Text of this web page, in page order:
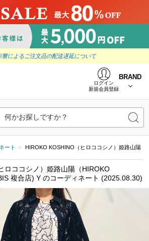
響によるご注文品の配送遅延について
ログイン
新規会員登録
BRAND
何かお探しですか？
ート HIROKO KOSHINO（ヒロココシノ）姫路山陽
ロココシノ）姫路山陽（HIROKO
複合店) Y のコーディネート (2025.08.30)